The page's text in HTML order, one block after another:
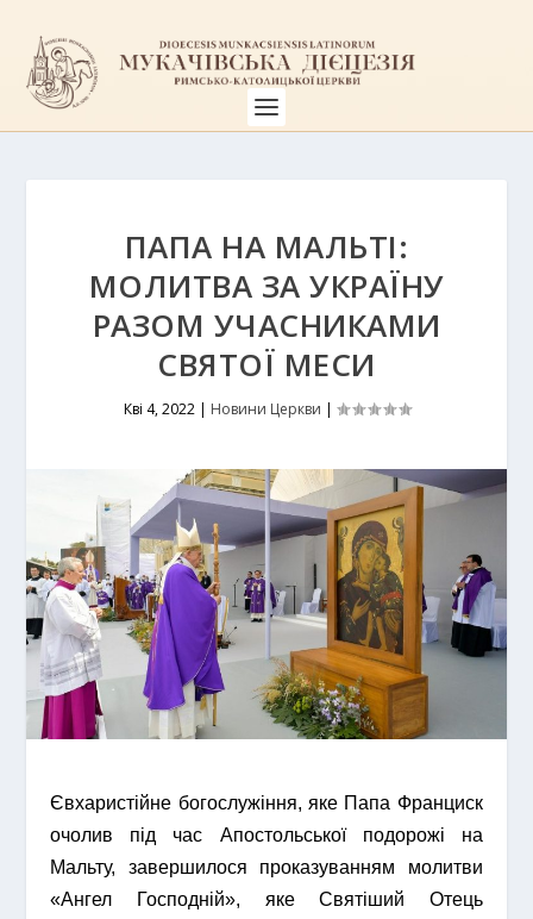
ПАПА НА МАЛЬТІ:
МОЛИТВА ЗА УКРАЇНУ
РАЗОМ УЧАСНИКАМИ
СВЯТОЇ МЕСИ
Кві 4, 2022| Новини Церкви |
Євхаристійне богослужіння, яке Папа Франциск
очолив під час Апостольської подорожі на
Мальту, завершилося проказуванням молитви
«Ангел Господній», яке Святіший Отець